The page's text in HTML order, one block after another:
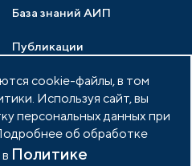
База знаний АИП
Публикации
Тендеры
Войти в личный кабинет
cookie-файлы, в том
Используя сайт, вы
персональных данных при
об обработке
Политике